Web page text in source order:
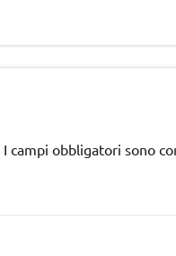
I campi obbligatori sono